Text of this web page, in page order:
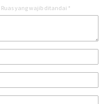
Ruas yang wajib ditandai *